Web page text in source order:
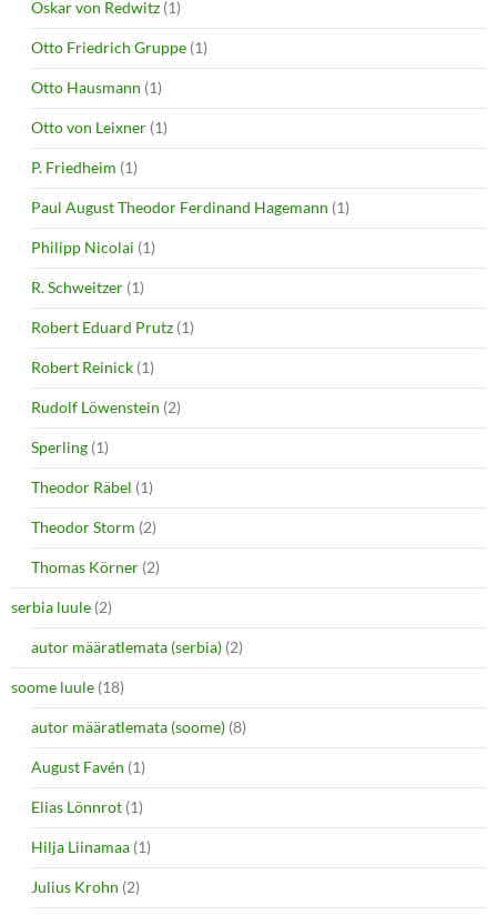
Oskar von Redwitz (1)
Otto Friedrich Gruppe (1)
Otto Hausmann (1)
Otto von Leixner (1)
P. Friedheim (1)
Paul August Theodor Ferdinand Hagemann (1)
Philipp Nicolai (1)
R. Schweitzer (1)
Robert Eduard Prutz (1)
Robert Reinick (1)
Rudolf Löwenstein (2)
Sperling (1)
Theodor Räbel (1)
Theodor Storm (2)
Thomas Körner (2)
serbia luule (2)
autor määratlemata (serbia) (2)
soome luule (18)
autor määratlemata (soome) (8)
August Favén (1)
Elias Lönnrot (1)
Hilja Liinamaa (1)
Julius Krohn (2)